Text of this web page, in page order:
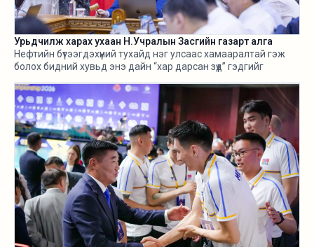
Урьдчилж харах ухаан Н.Учралын Засгийн газарт алга
Нефтийн бүтээгдэхүүний тухайд нэг улсаас хамааралтай гэж
болох бидний хувьд энэ дайн “хар дарсан зүүд” гэдгийг
бүхнийг бодитой тооцож, болзошгүй эрсдэл, хүндрэлийг
урьдчилж харж, хариу арга хэмжээ авах ухаан Н.Учралын
Засгийн газарт ч алга.